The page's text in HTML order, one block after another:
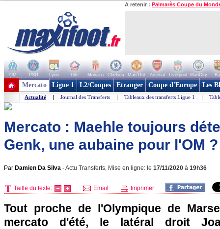
A retenir : Palmarès Coupe du
OM PSG Lyon Lille Monaco Chelsea Man Utd Arsenal Liverpool ManCity
+ de clubs
Mercato Ligue 1 L2/Coupes Etranger Coupe d'Europe Les
Actualité | Journal des Transferts | Tableaux des transferts Ligue 1 |
Mercato : Maehle toujours
Genk, une aubaine pour l'OM ?
Par Damien Da Silva -Actu Transferts, Mise en ligne: le 17/11/2020 à 19h36
Taille du texte: Email Imprimer
Tout proche de l'Olympique de
mercato d'été, le latéral droit